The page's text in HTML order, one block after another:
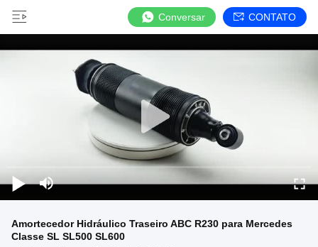
Conversar CONTATO
Amortecedor Hidráulico Traseiro ABC R230 para Mercedes
Classe SL SL500 SL600